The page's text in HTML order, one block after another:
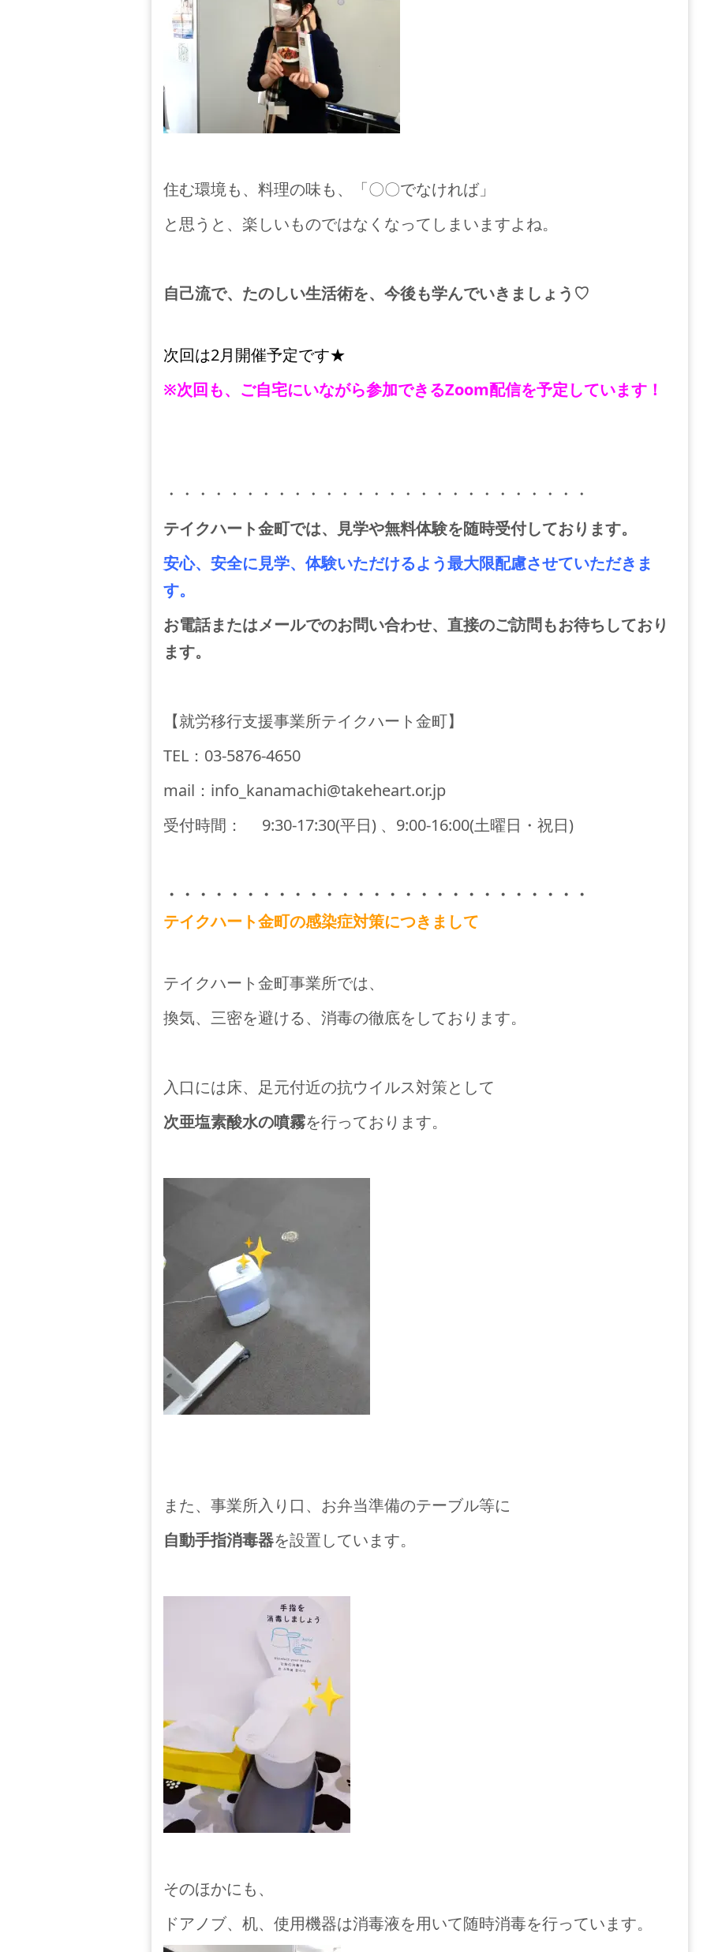
住む環境も、料理の味も、「〇〇でなければ」
と思うと、楽しいものではなくなってしまいますよね。
自己流で、たのしい生活術を、今後も学んでいきましょう♡
次回は2月開催予定です★
※次回も、ご自宅にいながら参加できるZoom配信を予定しています！
・・・・・・・・・・・・・・・・・・・・・・・・・・・
テイクハート金町では、見学や無料体験を随時受付しております。
安心、安全に見学、体験いただけるよう最大限配慮させていただきま
す。
お電話またはメールでのお問い合わせ、直接のご訪問もお待ちしており
ます。
【就労移行支援事業所テイクハート金町】
TEL ： 03-5876-4650
mail ： info_kanamachi@takeheart.or.jp
受付時間： 9:30-17:30(平日) 、9:00-16:00(土曜日・祝日)
・・・・・・・・・・・・・・・・・・・・・・・・・・・
テイクハート金町の感染症対策につきまして
テイクハート金町事業所では、
換気、三密を避ける、消毒の徹底をしております。
入口には床、足元付近の抗ウイルス対策として
次亜塩素酸水の噴霧を行っております。
また、事業所入り口、お弁当準備のテーブル等に
自動手指消毒器を設置しています。
そのほかにも、
ドアノブ、机、使用機器は消毒液を用いて随時消毒を行っています。